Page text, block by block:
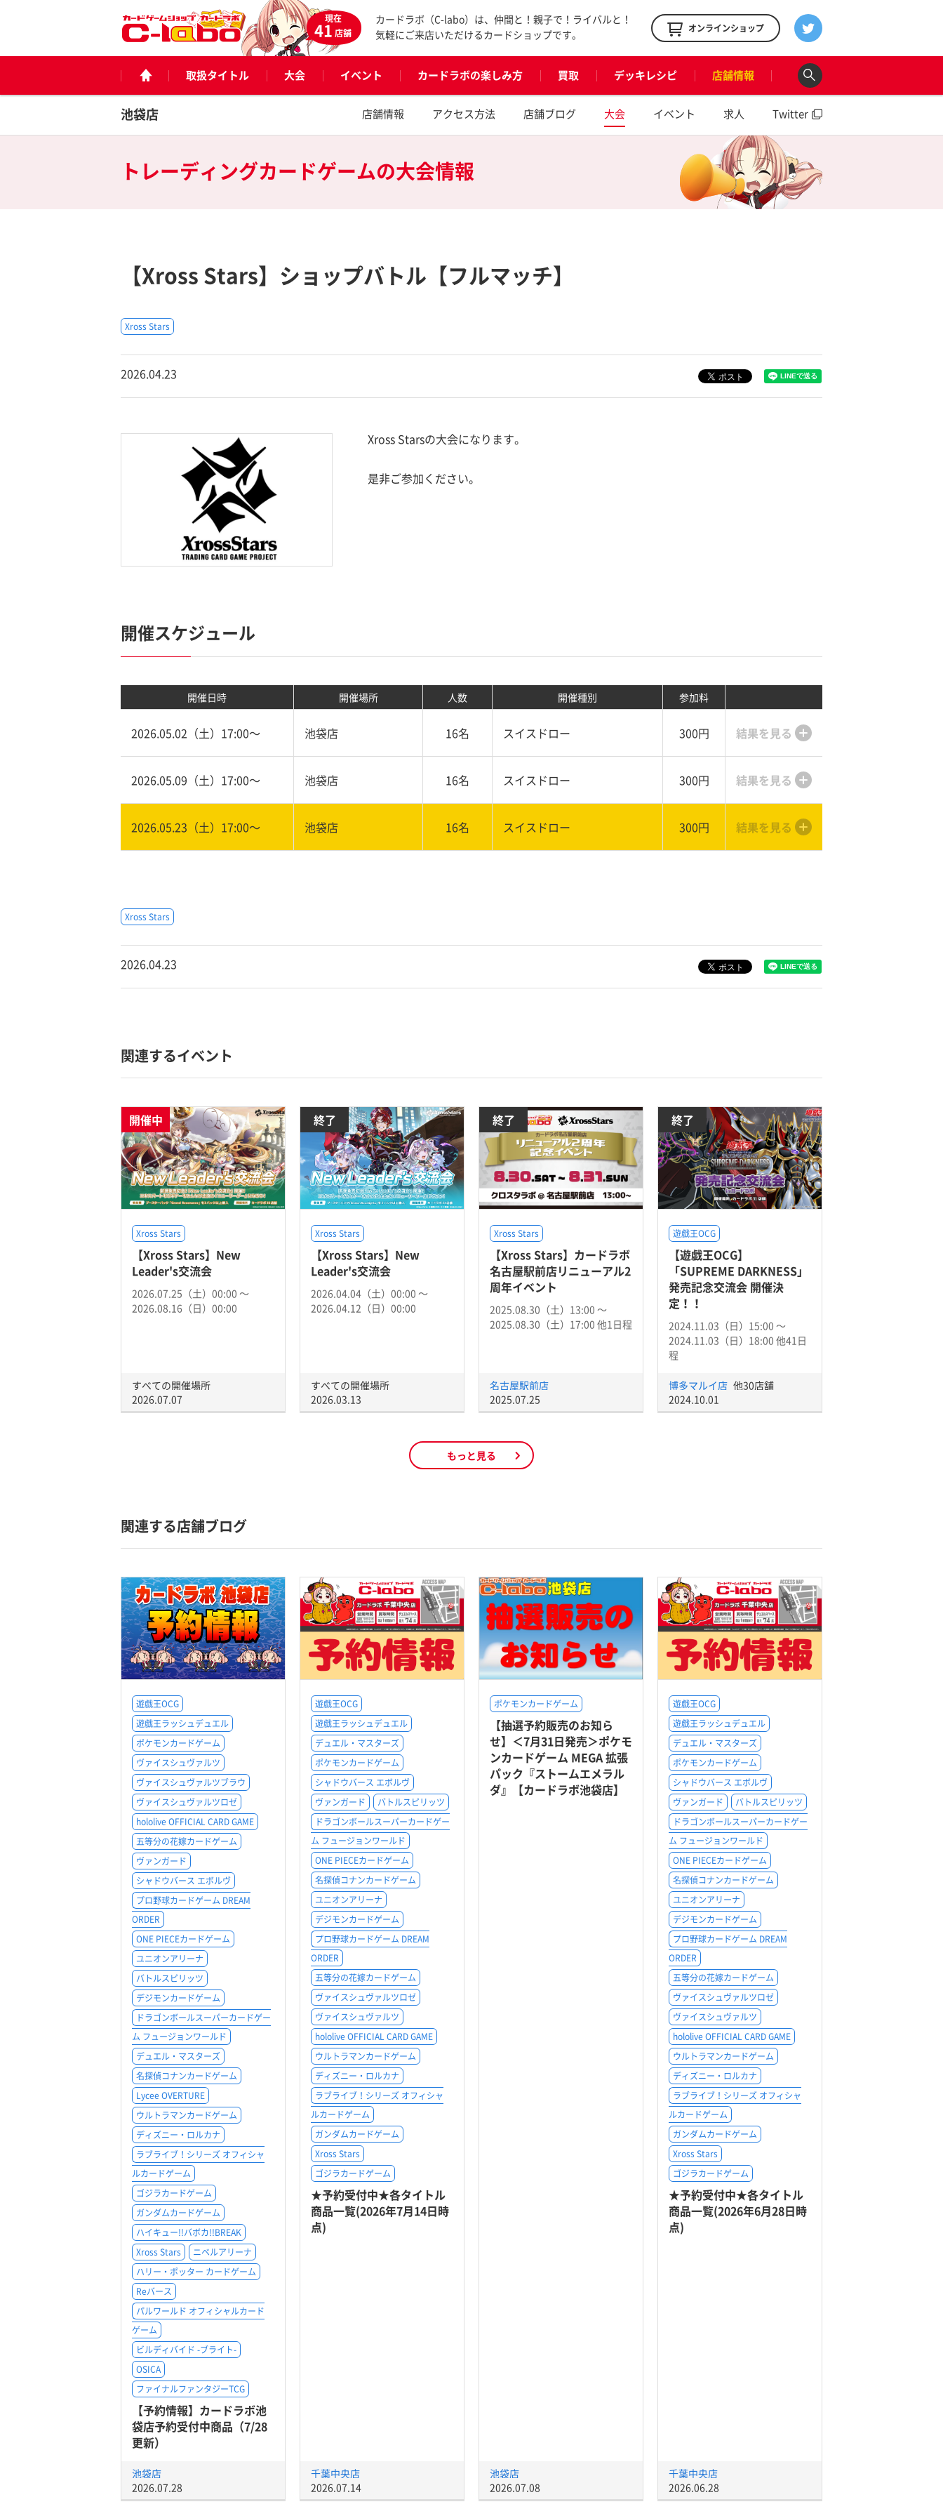
現在
41店舗
カードラボ（C-labo）は、仲間と！親子で！ライバルと！
気軽にご来店いただけるカードショップです。
オンラインショップ
取扱タイトル 大会 イベント カードラボの楽しみ方 買取 デッキレシピ 店舗情報
池袋店 店舗情報 アクセス方法 店舗ブログ 大会 イベント 求人 Twitter
トレーディングカードゲームの大会情報
【Xross Stars】ショップバトル【フルマッチ】
Xross Stars
2026.04.23
Xross Starsの大会になります。
是非ご参加ください。
開催スケジュール
開催日時 開催場所 人数 開催種別 参加料
2026.05.02（土）17:00〜 池袋店 16名 スイスドロー 300円 結果を見る
2026.05.09（土）17:00〜 池袋店 16名 スイスドロー 300円 結果を見る
2026.05.23（土）17:00〜 池袋店 16名 スイスドロー 300円 結果を見る
Xross Stars
2026.04.23
関連するイベント
開催中
Xross Stars
【Xross Stars】New
Leader's交流会
2026.07.25（土）00:00 〜
2026.08.16（日）00:00
すべての開催場所
2026.07.07
終了
Xross Stars
【Xross Stars】New
Leader's交流会
2026.04.04（土）00:00 〜
2026.04.12（日）00:00
すべての開催場所
2026.03.13
終了
Xross Stars
【Xross Stars】カードラボ
名古屋駅前店リニューアル2
周年イベント
2025.08.30（土）13:00 〜
2025.08.30（土）17:00 他1日程
名古屋駅前店
2025.07.25
終了
遊戯王OCG
【遊戯王OCG】
「SUPREME DARKNESS」
発売記念交流会 開催決
定！！
2024.11.03（日）15:00 〜
2024.11.03（日）18:00 他41日
程
博多マルイ店 他30店舗
2024.10.01
もっと見る
関連する店舗ブログ
遊戯王OCG
遊戯王ラッシュデュエル
ポケモンカードゲーム
ヴァイスシュヴァルツ
ヴァイスシュヴァルツブラウ
ヴァイスシュヴァルツロゼ
hololive OFFICIAL CARD GAME
五等分の花嫁カードゲーム
ヴァンガード
シャドウバース エボルヴ
プロ野球カードゲーム DREAM
ORDER
ONE PIECEカードゲーム
ユニオンアリーナ
バトルスピリッツ
デジモンカードゲーム
ドラゴンボールスーパーカードゲー
ム フュージョンワールド
デュエル・マスターズ
名探偵コナンカードゲーム
Lycee OVERTURE
ウルトラマンカードゲーム
ディズニー・ロルカナ
ラブライブ！シリーズ オフィシャ
ルカードゲーム
ゴジラカードゲーム
ガンダムカードゲーム
ハイキュー!!バボカ!!BREAK
Xross Stars
ニベルアリーナ
ハリー・ポッター カードゲーム
Reバース
パルワールド オフィシャルカード
ゲーム
ビルディバイド -ブライト-
OSICA
ファイナルファンタジーTCG
【予約情報】カードラボ池
袋店予約受付中商品（7/28
更新）
池袋店
2026.07.28
遊戯王OCG
遊戯王ラッシュデュエル
デュエル・マスターズ
ポケモンカードゲーム
シャドウバース エボルヴ
ヴァンガード
バトルスピリッツ
ドラゴンボールスーパーカードゲー
ム フュージョンワールド
ONE PIECEカードゲーム
名探偵コナンカードゲーム
ユニオンアリーナ
デジモンカードゲーム
プロ野球カードゲーム DREAM
ORDER
五等分の花嫁カードゲーム
ヴァイスシュヴァルツロゼ
ヴァイスシュヴァルツ
hololive OFFICIAL CARD GAME
ウルトラマンカードゲーム
ディズニー・ロルカナ
ラブライブ！シリーズ オフィシャ
ルカードゲーム
ガンダムカードゲーム
Xross Stars
ゴジラカードゲーム
★予約受付中★各タイトル
商品一覧(2026年7月14日時
点)
千葉中央店
2026.07.14
ポケモンカードゲーム
【抽選予約販売のお知ら
せ】＜7月31日発売＞ポケモ
ンカードゲーム MEGA 拡張
パック『ストームエメラル
ダ』【カードラボ池袋店】
池袋店
2026.07.08
遊戯王OCG
遊戯王ラッシュデュエル
デュエル・マスターズ
ポケモンカードゲーム
シャドウバース エボルヴ
ヴァンガード
バトルスピリッツ
ドラゴンボールスーパーカードゲー
ム フュージョンワールド
ONE PIECEカードゲーム
名探偵コナンカードゲーム
ユニオンアリーナ
デジモンカードゲーム
プロ野球カードゲーム DREAM
ORDER
五等分の花嫁カードゲーム
ヴァイスシュヴァルツロゼ
ヴァイスシュヴァルツ
hololive OFFICIAL CARD GAME
ウルトラマンカードゲーム
ディズニー・ロルカナ
ラブライブ！シリーズ オフィシャ
ルカードゲーム
ガンダムカードゲーム
Xross Stars
ゴジラカードゲーム
★予約受付中★各タイトル
商品一覧(2026年6月28日時
点)
千葉中央店
2026.06.28